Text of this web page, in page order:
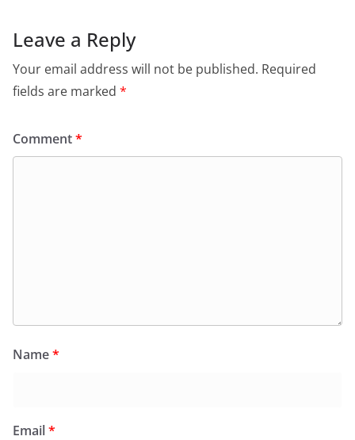
Leave a Reply
Your email address will not be published. Required
fields are marked *
Comment*
Name*
Email*